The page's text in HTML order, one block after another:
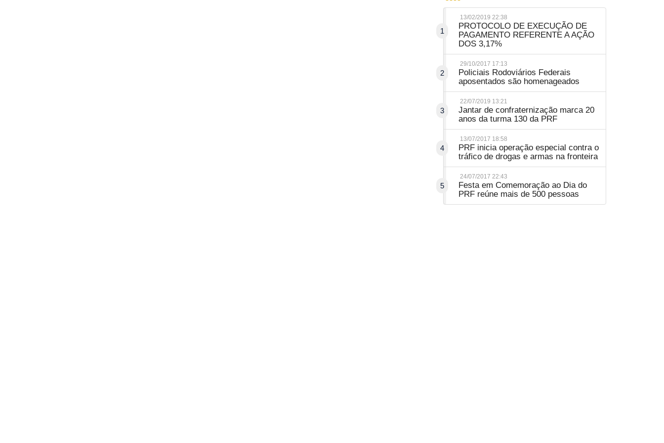
1
13/02/2019 22:38
PROTOCOLO DE EXECUÇÃO DE
PAGAMENTO REFERENTE A AÇÃO
DOS 3,17%
2
29/10/2017 17:13
Policiais Rodoviários Federais
aposentados são homenageados
3
22/07/2019 13:21
Jantar de confraternização marca 20
anos da turma 130 da PRF
4
13/07/2017 18:58
PRF inicia operação especial contra o
tráfico de drogas e armas na fronteira
5
24/07/2017 22:43
Festa em Comemoração ao Dia do
PRF reúne mais de 500 pessoas